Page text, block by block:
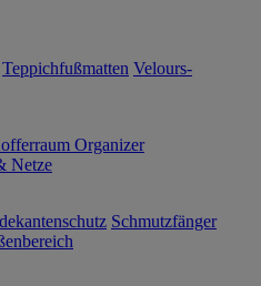
Teppichfußmatten Velours-
Organizer
Netze
Schmutzfänger